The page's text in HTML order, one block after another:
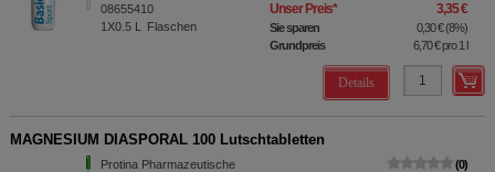
08655410
1X0.5 L Flaschen
Unser Preis* 3,35 €
Sie sparen 0,30 €(8%)
Grundpreis
6,70 €pro 1 l
Details
MAGNESIUM DIASPORAL 100 Lutschtabletten
Protina Pharmazeutische
0